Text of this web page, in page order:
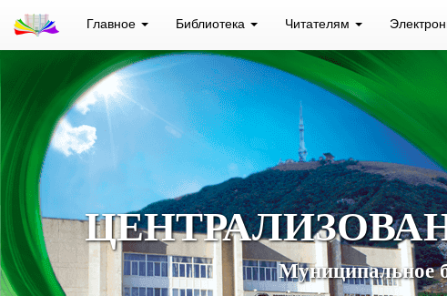
Главное Библиотека Читателям
Муниципальное